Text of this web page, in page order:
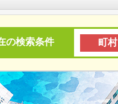
の検索条件 町村